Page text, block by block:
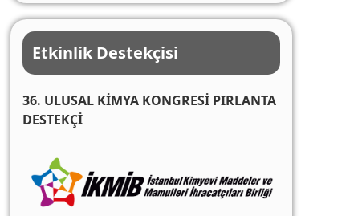
Etkinlik Destekçisi
36. ULUSAL KİMYA KONGRESİ PIRLANTA
DESTEKÇİ